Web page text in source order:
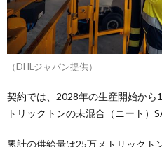
（DHLジャパン提供）
契約では、2028年の生産開始から
トリックトンの未混合（ニート）
累計の供給量は25万メトリックト